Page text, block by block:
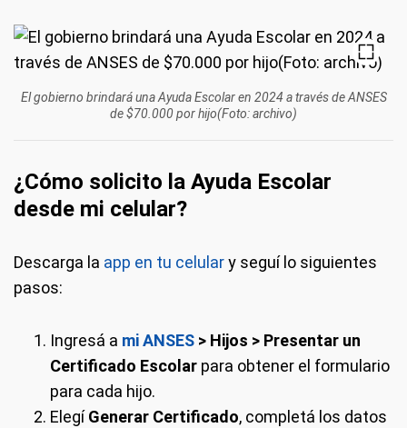
El gobierno brindará una Ayuda Escolar en 2024 a través de ANSES
de $70.000 por hijo(Foto: archivo)
¿Cómo solicito la Ayuda Escolar
desde mi celular?
Descarga la app en tu celulary seguí lo siguientes
pasos:
Ingresá a mi ANSES > Hijos > Presentar un
Certificado Escolar para obtener el formulario
para cada hijo.
ElegíGenerar Certificado, completá los datos